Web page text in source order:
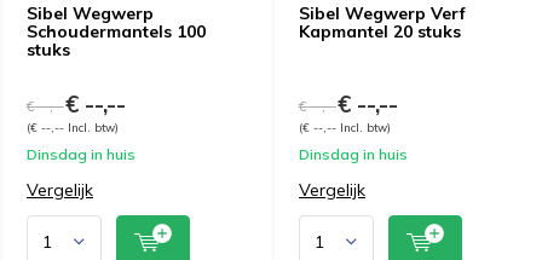
Sibel Wegwerp
Schoudermantels 100
stuks
€ --,--€ --,--
(€ --,-- Incl. btw)
Dinsdag in huis
Vergelijk
Sibel Wegwerp Verf
Kapmantel 20 stuks
€ --,--€ --,--
(€ --,-- Incl. btw)
Dinsdag in huis
Vergelijk